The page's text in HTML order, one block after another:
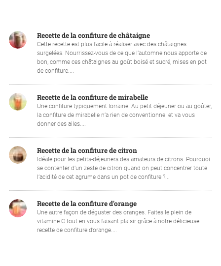
Recette de la confiture de châtaigne
Cette recette est plus facile à réaliser avec des châtaignes
surgelées. Nourrissez-vous de ce que l’automne nous apporte de
bon, comme ces châtaignes au goût boisé et sucré, mises en pot
de confiture....
Recette de la confiture de mirabelle
Une confiture typiquement lorraine. Au petit déjeuner ou au goûter,
la confiture de mirabelle n’a rien de conventionnel et va vous
donner des ailes....
Recette de la confiture de citron
Idéale pour les petits-déjeuners des amateurs de citrons. Pourquoi
se contenter d’un zeste de citron quand on peut concentrer toute
l’acidité de cet agrume dans un pot de confiture ?...
Recette de la confiture d'orange
Une autre façon de déguster des oranges. Faites le plein de
vitamine C tout en vous faisant plaisir grâce à notre délicieuse
recette de confiture d’orange....